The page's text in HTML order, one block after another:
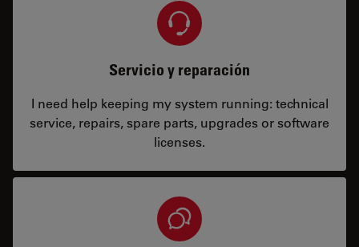
Servicio y reparación
I need help keeping my system running: technical
service, repairs, spare parts, upgrades or software
licenses.